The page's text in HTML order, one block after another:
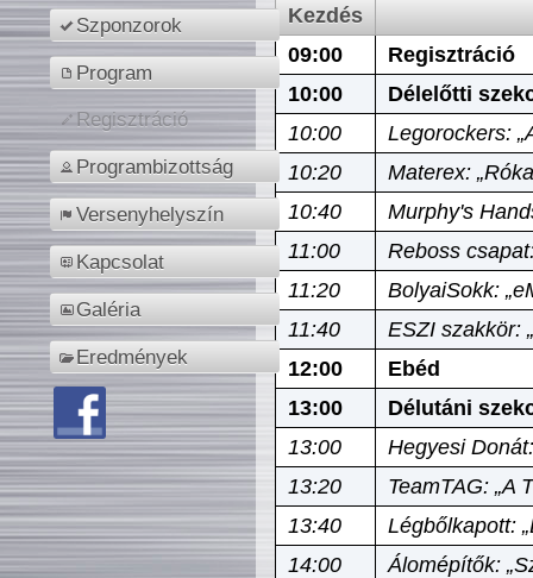
Szponzorok
Program
Regisztráció
Programbizottság
Versenyhelyszín
Kapcsolat
Galéria
Eredmények
Kezdés
09:00
Regisztráció
10:00
Délelőtti
10:00
Legorockers:
10:20
Materex:
10:40
Murphy's
11:00
Reboss
11:20
BolyaiSokk:
11:40
ESZI szakkör:
12:00
Ebéd
13:00
Délutáni
13:00
Hegyesi
13:20
TeamTAG: „A
13:40
Légbőlkapott:
14:00
Álomépítők: